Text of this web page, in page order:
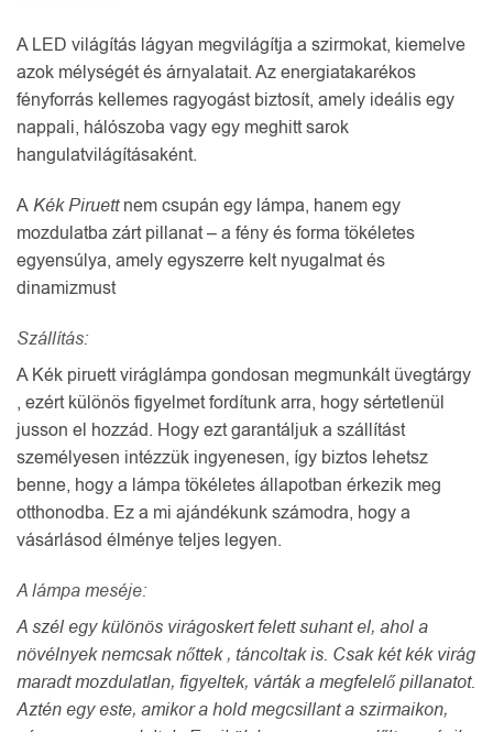
A LED világítás lágyan megvilágítja a szirmokat, kiemelve
azok mélységét és árnyalatait. Az energiatakarékos
fényforrás kellemes ragyogást biztosít, amely ideális egy
nappali, hálószoba vagy egy meghitt sarok
hangulatvilágításaként.
AKék Piruettnem csupán egy lámpa, hanem egy
mozdulatba zárt pillanat – a fény és forma tökéletes
egyensúlya, amely egyszerre kelt nyugalmat és
dinamizmust
Szállítás:
A Kék piruett viráglámpa gondosan megmunkált üvegtárgy
, ezért különös figyelmet fordítunk arra, hogy sértetlenül
jusson el hozzád. Hogy ezt garantáljuk a szállítást
személyesen intézzük ingyenesen, így biztos lehetsz
benne, hogy a lámpa tökéletes állapotban érkezik meg
otthonodba. Ez a mi ajándékunk számodra, hogy a
vásárlásod élménye teljes legyen.
A lámpa meséje:
A szél egy különös virágoskert felett suhant el, ahol a
növélnyek nemcsak nőttek , táncoltak is. Csak két kék virág
maradt mozdulatlan, figyeltek, várták a megfelelő pillanatot.
Aztén egy este, amikor a hold megcsillant a szirmaikon,